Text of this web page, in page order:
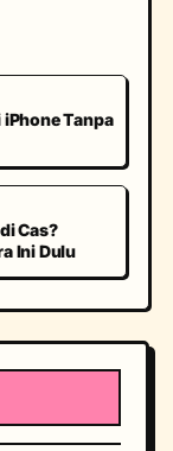
Tanpa
Cas?
Ini Dulu